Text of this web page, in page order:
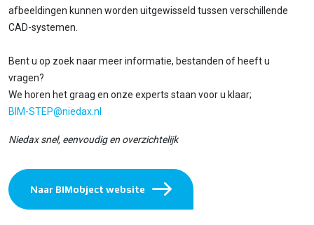
afbeeldingen kunnen worden uitgewisseld tussen verschillende
CAD-systemen.
Bent u op zoek naar meer informatie, bestanden of heeft u
vragen?
We horen het graag en onze experts staan voor u klaar;
BIM-STEP@niedax.nl
Niedax snel, eenvoudig en overzichtelijk
Naar BIMobject website